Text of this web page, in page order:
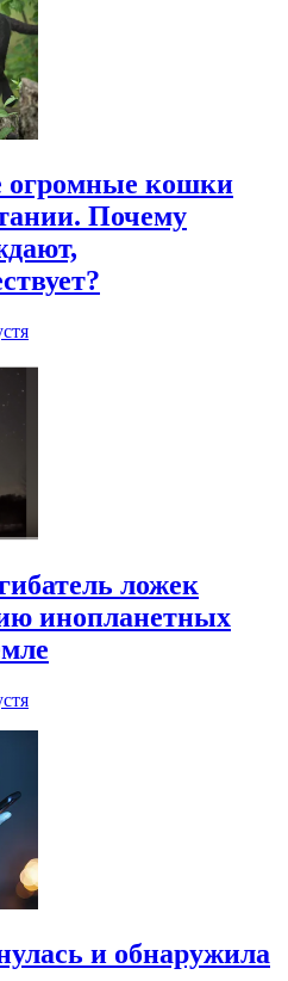
огромные кошки
Почему
ложек
инопланетных
и обнаружила